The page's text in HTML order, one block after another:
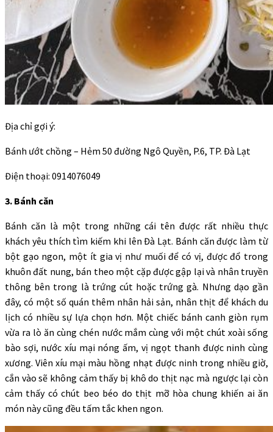
Địa chỉ gợi ý:
Bánh ướt chồng – Hẻm 50 đường Ngô Quyền, P.6, TP. Đà Lạt
Điện thoại: 0914076049
3. Bánh căn
Bánh căn là một trong những cái tên được rất nhiều thực
khách yêu thích tìm kiếm khi lên Đà Lạt. Bánh căn được làm từ
bột gạo ngon, một ít gia vị như muối để có vị, được đổ trong
khuôn đất nung, bán theo một cặp được gập lại và nhân truyền
thông bên trong là trứng cút hoặc trứng gà. Nhưng dạo gần
đây, có một số quán thêm nhân hải sản, nhân thịt để khách du
lịch có nhiều sự lựa chọn hơn. Một chiếc bánh canh giòn rụm
vừa ra lò ăn cùng chén nước mắm cùng với một chút xoài sống
bào sợi, nước xíu mại nóng ấm, vị ngọt thanh được ninh cùng
xương. Viên xíu mại màu hồng nhạt được ninh trong nhiều giờ,
cắn vào sẽ không cảm thấy bị khô do thịt nạc mà ngược lại còn
cảm thấy có chút beo béo do thịt mỡ hòa chung khiến ai ăn
món này cũng đều tấm tắc khen ngon.